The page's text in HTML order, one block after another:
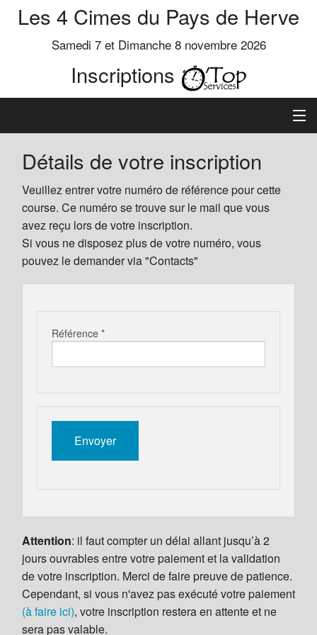
Les 4 Cimes du Pays de Herve
Samedi 7 et Dimanche 8 novembre 2026
Inscriptions
Inscription
Préinscrits
Informations
Détails de votre inscription
Veuillez entrer votre numéro de référence pour cette
course. Ce numéro se trouve sur le mail que vous
avez reçu lors de votre inscription.
Si vous ne disposez plus de votre numéro, vous
pouvez le demander via "Contacts"
Référence *
Attention: il faut compter un délai allant jusqu’à 2
jours ouvrables entre votre paiement et la validation
de votre inscription. Merci de faire preuve de patience.
Cependant, si vous n'avez pas exécuté votre paiement
(à faire ici), votre inscription restera en attente et ne
sera pas valable.